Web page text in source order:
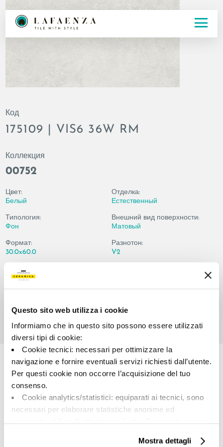
Questo sito web utilizza i cookie
Informiamo che in questo sito possono essere utilizzati
diversi tipi di cookie:
Cookie tecnici: necessari per ottimizzare la
navigazione e fornire eventuali servizi richiesti dall’utente.
Per questi cookie non occorre l’acquisizione del tuo
consenso.
Cookie analytics/statistici: equiparati ai tecnici, sono
necessari per elaborare statistiche anonime ed
Cookie di profilazione/marketing: sono utilizzati, solo
Mostra dettagli
Код
175109 | VIS6 36W RM
Коллекция
00752
Цвет:
Белый
Типология:
Фон
Формат:
30.0x60.0
Отделка:
Естественный
Внешний вид поверхности:
Матовый
Разнотон:
V2
Share: